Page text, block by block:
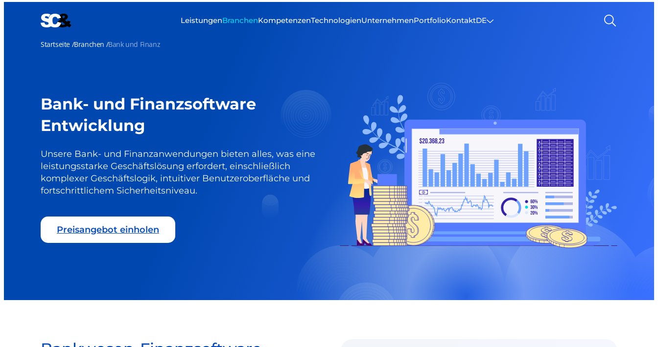
LeistungenBranchenKompetenzenTechnologienUnternehmenPortfolioKontaktDE
Startseite Branchen Bank und Finanz
Bank- und Finanzsoftware
Entwicklung
Unsere Bank- und Finanzanwendungen bieten alles, was eine
leistungsstarke Geschäftslösung erfordert, einschließlich
komplexer Geschäftslogik, intuitiver Benutzeroberfläche und
fortschrittlichem Sicherheitsniveau.
Preisangebot einholen